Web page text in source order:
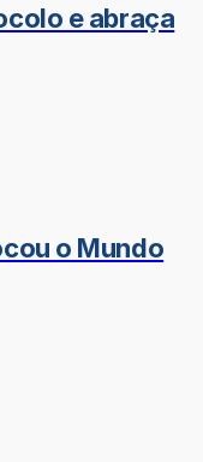
e abraça
o Mundo